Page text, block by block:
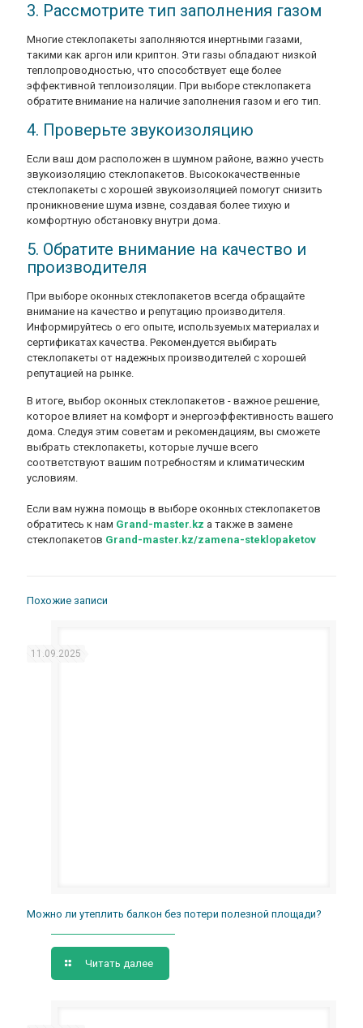
3. Рассмотрите тип заполнения газом
Многие стеклопакеты заполняются инертными газами,
такими как аргон или криптон. Эти газы обладают низкой
теплопроводностью, что способствует еще более
эффективной теплоизоляции. При выборе стеклопакета
обратите внимание на наличие заполнения газом и его тип.
4. Проверьте звукоизоляцию
Если ваш дом расположен в шумном районе, важно учесть
звукоизоляцию стеклопакетов. Высококачественные
стеклопакеты с хорошей звукоизоляцией помогут снизить
проникновение шума извне, создавая более тихую и
комфортную обстановку внутри дома.
5. Обратите внимание на качество и
производителя
При выборе оконных стеклопакетов всегда обращайте
внимание на качество и репутацию производителя.
Информируйтесь о его опыте, используемых материалах и
сертификатах качества. Рекомендуется выбирать
стеклопакеты от надежных производителей с хорошей
репутацией на рынке.
В итоге, выбор оконных стеклопакетов - важное решение,
которое влияет на комфорт и энергоэффективность вашего
дома. Следуя этим советам и рекомендациям, вы сможете
выбрать стеклопакеты, которые лучше всего
соответствуют вашим потребностям и климатическим
условиям.
Если вам нужна помощь в выборе оконных стеклопакетов
обратитесь к нам Grand-master.kz а также в замене
стеклопакетов Grand-master.kz/zamena-steklopaketov
Похожие записи
11.09.2025
Можно ли утеплить балкон без потери полезной площади?
Читать далее